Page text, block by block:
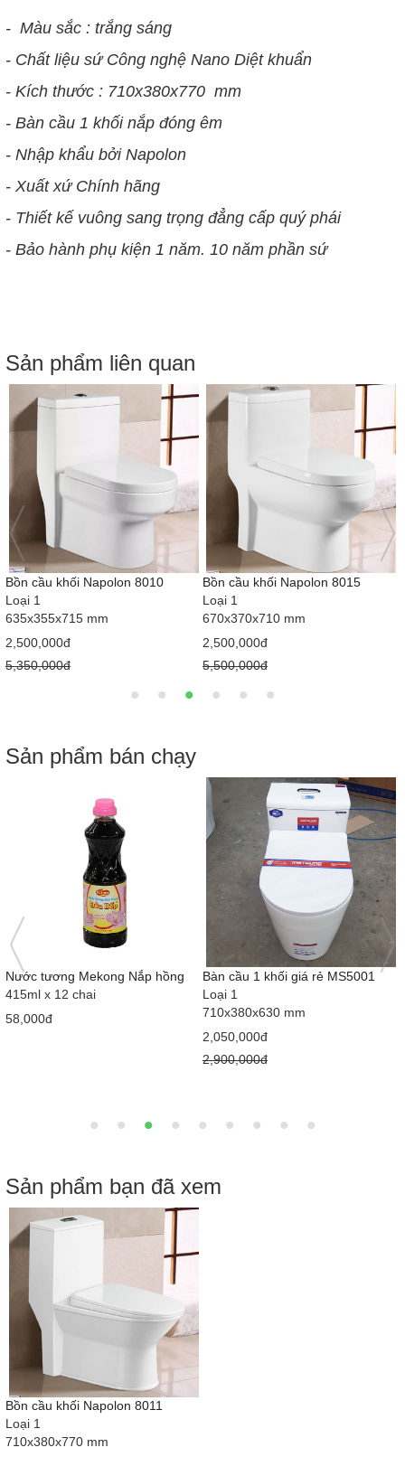
- Màu sắc : trắng sáng
- Chất liệu sứ Công nghệ Nano Diệt khuẩn
- Kích thước : 710x380x770 mm
- Bàn cầu 1 khối nắp đóng êm
- Nhập khẩu bởi Napolon
- Xuất xứ Chính hãng
- Thiết kế vuông sang trọng đẳng cấp quý phái
- Bảo hành phụ kiện 1 năm. 10 năm phần sứ
Sản phẩm liên quan
Bồn cầu khối Napolon 8010
Loại 1
635x355x715 mm
2,500,000đ
5,350,000đ
Bồn cầu khối Napolon 8015
Loại 1
670x370x710 mm
2,500,000đ
5,500,000đ
Sản phẩm bán chạy
Nước tương Mekong Nắp hồng
415ml x 12 chai
58,000đ
Bàn cầu 1 khối giá rẻ MS5001
Loại 1
710x380x630 mm
2,050,000đ
2,900,000đ
Sản phẩm bạn đã xem
Bồn cầu khối Napolon 8011
Loại 1
710x380x770 mm